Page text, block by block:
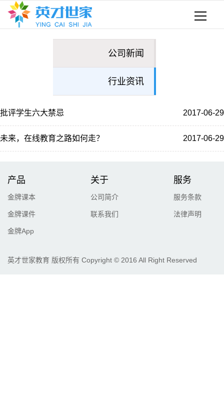
公司新闻
行业资讯
批评学生六大禁忌 2017-06-29
未来，在线教育之路如何走？ 2017-06-29
产品
金牌课本
金牌课件
金牌App
关于
公司简介
联系我们
服务
服务条款
法律声明
英才世家教育 版权所有 Copyright © 2016 All Right Reserved